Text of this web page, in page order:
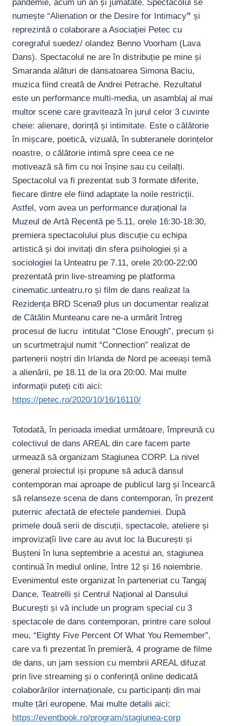
pandemie, acum un an și jumătate. Spectacolul se
numește “Alienation or the Desire for Intimacy” și
reprezintă o colaborare a Asociației Petec cu
coregraful suedez/ olandez Benno Voorham (Lava
Dans). Spectacolul ne are în distribuție pe mine și
Smaranda alături de dansatoarea Simona Baciu,
muzica fiind creată de Andrei Petrache. Rezultatul
este un performance multi-media, un asamblaj al mai
multor scene care gravitează în jurul celor 3 cuvinte
cheie: alienare, dorință și intimitate. Este o călătorie
în mișcare, poetică, vizuală, în subteranele dorințelor
noastre, o călătorie intimă spre ceea ce ne
motivează să fim cu noi înșine sau cu ceilalți.
Spectacolul va fi prezentat sub 3 formate diferite,
fiecare dintre ele fiind adaptate la noile restricții.
Astfel, vom avea un performance durațional la
Muzeul de Artă Recentă pe 5.11, orele 16:30-18:30,
premiera spectacolului plus discuție cu echipa
artistică și doi invitați din sfera psihologiei și a
sociologiei la Unteatru pe 7.11, orele 20:00-22:00
prezentată prin live-streaming pe platforma
cinematic.unteatru.ro și film de dans realizat la
Rezidența BRD Scena9 plus un documentar realizat
de Cătălin Munteanu care ne-a urmărit întreg
procesul de lucru intitulat “Close Enough”, precum și
un scurtmetrajul numit “Connection” realizat de
partenerii noștri din Irlanda de Nord pe aceeași temă
a alienării, pe 18.11 de la ora 20:00. Mai multe
informații puteți citi aici:
https://petec.ro/2020/10/16/16110/
Totodată, în perioada imediat următoare, împreună cu
colectivul de dans AREAL din care facem parte
urmează să organizam Stagiunea CORP. La nivel
general proiectul iși propune să aducă dansul
contemporan mai aproape de publicul larg și încearcă
să relanseze scena de dans contemporan, în prezent
puternic afectată de efectele pandemiei. După
primele două serii de discuții, spectacole, ateliere și
improvizațîi live care au avut loc la București și
Bușteni în luna septembrie a acestui an, stagiunea
continuă în mediul online, între 12 și 16 noiembrie.
Evenimentul este organizat în parteneriat cu Tangaj
Dance, Teatrelli și Centrul Național al Dansului
București și vă include un program special cu 3
spectacole de dans contemporan, printre care soloul
meu, “Eighty Five Percent Of What You Remember”,
care va fi prezentat în premieră, 4 programe de filme
de dans, un jam session cu membrii AREAL difuzat
prin live streaming și o conferință online dedicată
colaborărilor internaționale, cu participanți din mai
multe țări europene. Mai multe detalii aici:
https://eventbook.ro/program/stagiunea-corp